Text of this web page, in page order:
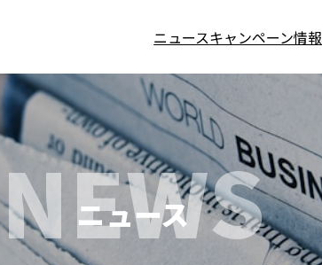
ニュースキャンペーン情報
NEWS
ニュース